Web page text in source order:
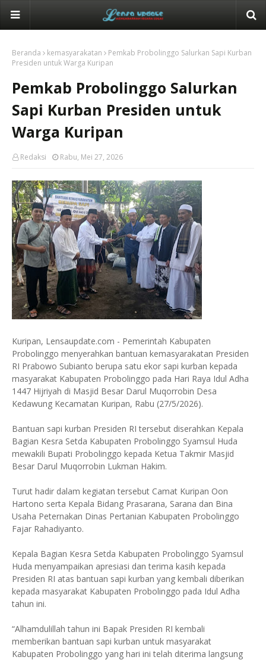
Beranda kemasyarakatan
Pemkab Probolinggo Salurkan Sapi Kurban
Presiden untuk Warga Kuripan
Pemkab Probolinggo Salurkan
Sapi Kurban Presiden untuk
Warga Kuripan
Redaksi Rabu, Mei 27, 2026
Kuripan, Lensaupdate.com - Pemerintah Kabupaten
Probolinggo menyerahkan bantuan kemasyarakatan Presiden
RI Prabowo Subianto berupa satu ekor sapi kurban kepada
masyarakat Kabupaten Probolinggo pada Hari Raya Idul Adha
1447 Hijriyah di Masjid Besar Darul Muqorrobin Desa
Kedawung Kecamatan Kuripan, Rabu (27/5/2026).
Bantuan sapi kurban Presiden RI tersebut diserahkan Kepala
Bagian Kesra Setda Kabupaten Probolinggo Syamsul Huda
mewakili Bupati Probolinggo kepada Ketua Takmir Masjid
Besar Darul Muqorrobin Lukman Hakim.
Turut hadir dalam kegiatan tersebut Camat Kuripan Oon
Hartono serta Kepala Bidang Prasarana, Sarana dan Bina
Usaha Peternakan Dinas Pertanian Kabupaten Probolinggo
Fajar Rahadiyanto.
Kepala Bagian Kesra Setda Kabupaten Probolinggo Syamsul
Huda menyampaikan apresiasi dan terima kasih kepada
Presiden RI atas bantuan sapi kurban yang kembali diberikan
kepada masyarakat Kabupaten Probolinggo pada Idul Adha
tahun ini.
“Alhamdulillah tahun ini Bapak Presiden RI kembali
memberikan bantuan sapi kurban untuk masyarakat
Kabupaten Probolinggo yang hari ini telah diterima langsung